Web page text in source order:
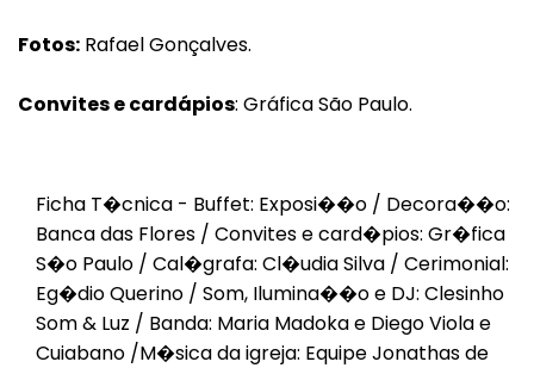
Fotos: Rafael Gonçalves.
Convites e cardápios: Gráfica São Paulo.
Ficha T�cnica - Buffet: Exposi��o / Decora��o:
Banca das Flores / Convites e card�pios: Gr�fica
S�o Paulo / Cal�grafa: Cl�udia Silva / Cerimonial:
Eg�dio Querino / Som, Ilumina��o e DJ: Clesinho
Som & Luz / Banda: Maria Madoka e Diego Viola e
Cuiabano /M�sica da igreja: Equipe Jonathas de